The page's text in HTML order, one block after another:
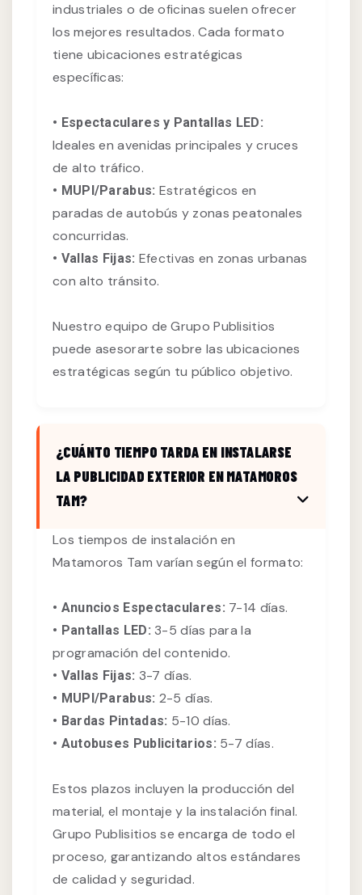
industriales o de oficinas suelen ofrecer
los mejores resultados. Cada formato
tiene ubicaciones estratégicas
específicas:
• Espectaculares y Pantallas LED:
Ideales en avenidas principales y cruces
de alto tráfico.
• MUPI/Parabus: Estratégicos en
paradas de autobús y zonas peatonales
concurridas.
• Vallas Fijas: Efectivas en zonas urbanas
con alto tránsito.
Nuestro equipo de Grupo Publisitios
puede asesorarte sobre las ubicaciones
estratégicas según tu público objetivo.
¿CUÁNTO TIEMPO TARDA EN INSTALARSE
LA PUBLICIDAD EXTERIOR EN MATAMOROS
TAM?
Los tiempos de instalación en
Matamoros Tam varían según el formato:
• Anuncios Espectaculares: 7-14 días.
• Pantallas LED: 3-5 días para la
programación del contenido.
• Vallas Fijas: 3-7 días.
• MUPI/Parabus: 2-5 días.
• Bardas Pintadas: 5-10 días.
• Autobuses Publicitarios: 5-7 días.
Estos plazos incluyen la producción del
material, el montaje y la instalación final.
Grupo Publisitios se encarga de todo el
proceso, garantizando altos estándares
de calidad y seguridad.